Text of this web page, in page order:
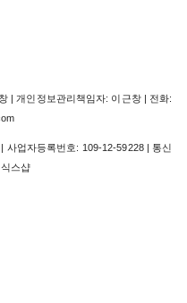
| 개인정보관리책임자: 이근창 | 전화:
사업자등록번호: 109-12-59228| 통신
스샵